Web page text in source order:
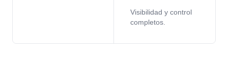
Visibilidad y control
completos.